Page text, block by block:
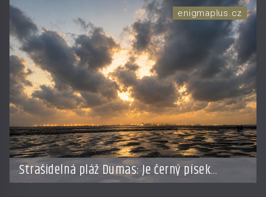
Strašidelná pláž Dumas: Je černý písek
podhoubím, ze kterého roste zlo?
enigmaplus.cz